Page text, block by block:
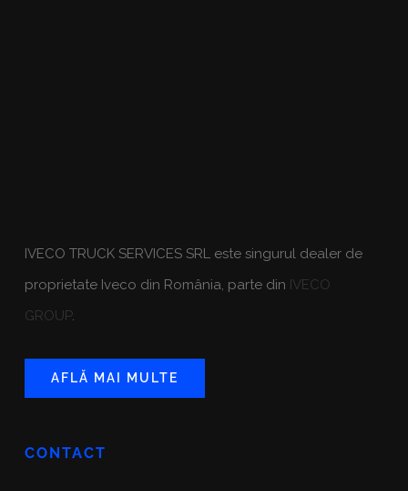
IVECO TRUCK SERVICES SRL este singurul dealer de
proprietate Iveco din România, parte din IVECO
GROUP.
AFLĂ MAI MULTE
CONTACT